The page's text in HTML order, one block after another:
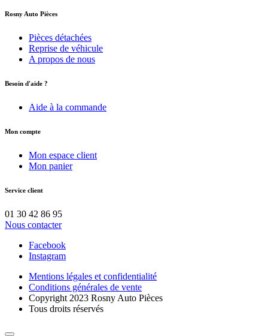
Rosny Auto Pièces
Pièces détachées
Reprise de véhicule
A propos de nous
Besoin d'aide ?
Aide à la commande
Mon compte
Mon espace client
Mon panier
Service client
01 30 42 86 95
Nous contacter
Facebook
Instagram
Mentions légales et confidentialité
Conditions générales de vente
Copyright 2023 Rosny Auto Pièces
Tous droits réservés